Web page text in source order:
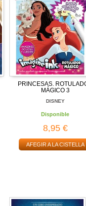
PRINCESAS.
MÁGICO 3
DISNEY
Disponible
8,95 €
AFEGIR A LA CISTELLA